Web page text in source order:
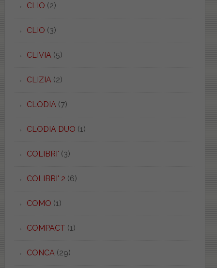
CLIO (2)
CLIO (3)
CLIVIA (5)
CLIZIA (2)
CLODIA (7)
CLODIA DUO (1)
COLIBRI' (3)
COLIBRI' 2 (6)
COMO (1)
COMPACT (1)
CONCA (29)